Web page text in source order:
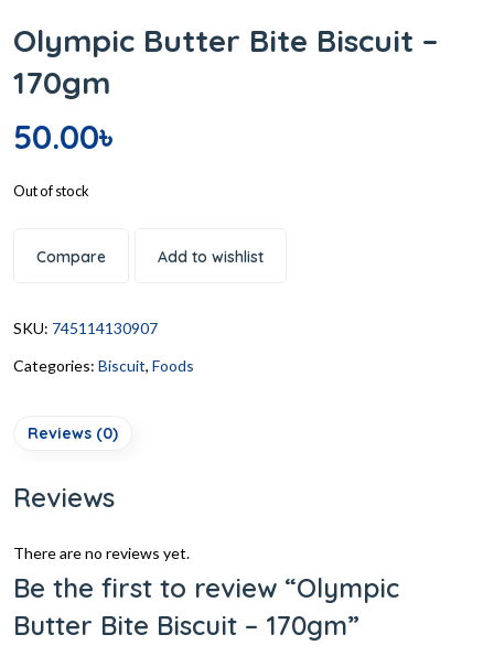
Olympic Butter Bite Biscuit –
170gm
50.00৳
Out of stock
Compare Add to wishlist
SKU: 745114130907
Categories: Biscuit, Foods
Reviews (0)
Reviews
There are no reviews yet.
Be the first to review “Olympic
Butter Bite Biscuit – 170gm”